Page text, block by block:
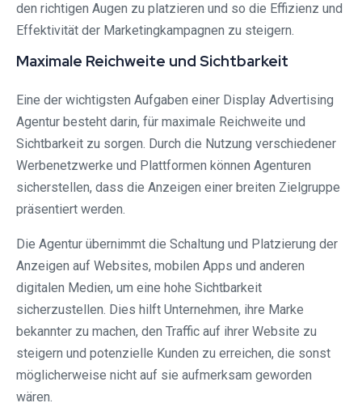
den richtigen Augen zu platzieren und so die Effizienz und
Effektivität der Marketingkampagnen zu steigern.
Maximale Reichweite und Sichtbarkeit
Eine der wichtigsten Aufgaben einer Display Advertising
Agentur besteht darin, für maximale Reichweite und
Sichtbarkeit zu sorgen. Durch die Nutzung verschiedener
Werbenetzwerke und Plattformen können Agenturen
sicherstellen, dass die Anzeigen einer breiten Zielgruppe
präsentiert werden.
Die Agentur übernimmt die Schaltung und Platzierung der
Anzeigen auf Websites, mobilen Apps und anderen
digitalen Medien, um eine hohe Sichtbarkeit
sicherzustellen. Dies hilft Unternehmen, ihre Marke
bekannter zu machen, den Traffic auf ihrer Website zu
steigern und potenzielle Kunden zu erreichen, die sonst
möglicherweise nicht auf sie aufmerksam geworden
wären.